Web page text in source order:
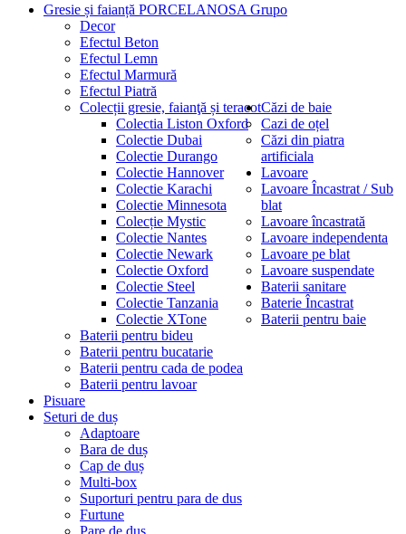
Gresie și faianță PORCELANOSA Grupo
Decor
Efectul Beton
Efectul Lemn
Efectul Marmură
Efectul Piatră
Colecții gresie, faianţă și teracot
Colectia Liston Oxford
Colectie Dubai
Colectie Durango
Colectie Hannover
Colectie Karachi
Colectie Minnesota
Colecție Mystic
Colectie Nantes
Colectie Newark
Colectie Oxford
Colectie Steel
Colectie Tanzania
Colectie XTone
Căzi de baie
Cazi de oțel
Căzi din piatra
artificiala
Lavoare
Lavoare Încastrat / Sub
blat
Lavoare încastrată
Lavoare independenta
Lavoare pe blat
Lavoare suspendate
Baterii sanitare
Baterie Încastrat
Baterii pentru baie
Baterii pentru bideu
Baterii pentru bucatarie
Baterii pentru cada de podea
Baterii pentru lavoar
Pisuare
Seturi de duș
Adaptoare
Bara de duș
Cap de duș
Multi-box
Suporturi pentru para de dus
Furtune
Pare de dus